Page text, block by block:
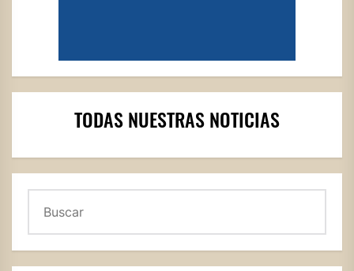
TODAS NUESTRAS NOTICIAS